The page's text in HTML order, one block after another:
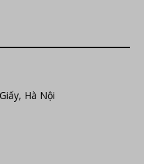
Hà Nội